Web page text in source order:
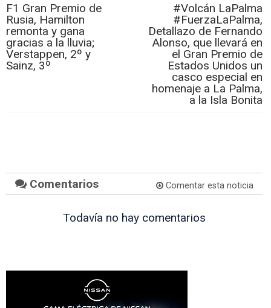
F1 Gran Premio de
Rusia, Hamilton
remonta y gana
gracias a la lluvia;
Verstappen, 2º y
Sainz, 3º
#Volcán LaPalma
#FuerzaLaPalma,
Detallazo de Fernando
Alonso, que llevará en
el Gran Premio de
Estados Unidos un
casco especial en
homenaje a La Palma,
a la Isla Bonita
Comentarios Comentar esta noticia
Todavía no hay comentarios